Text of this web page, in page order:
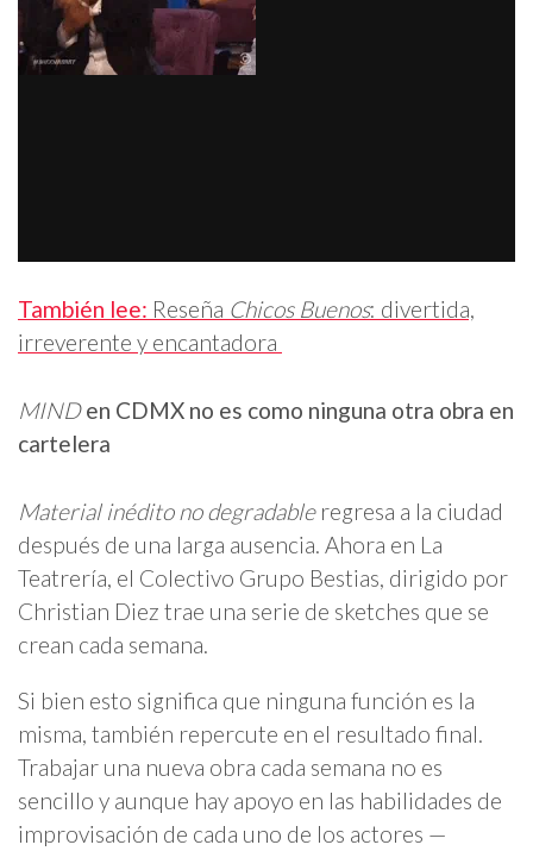
También lee: Reseña Chicos Buenos: divertida,
irreverente y encantadora
MINDen CDMX no es como ninguna otra obra en
cartelera
Material inédito no degradableregresa a la ciudad
después de una larga ausencia. Ahora en La
Teatrería, el Colectivo Grupo Bestias, dirigido por
Christian Diez trae una serie de sketches que se
crean cada semana.
Si bien esto significa que ninguna función es la
misma, también repercute en el resultado final.
Trabajar una nueva obra cada semana no es
sencillo y aunque hay apoyo en las habilidades de
improvisación de cada uno de los actores —